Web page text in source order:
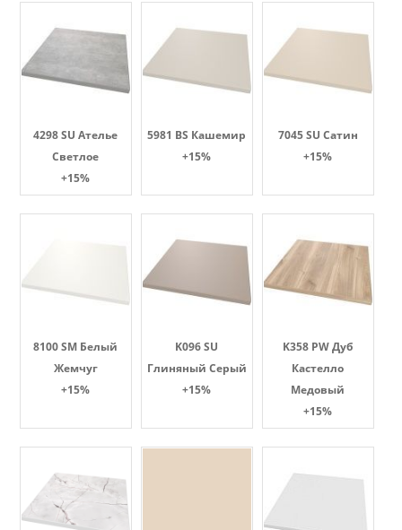
4298 SU Ателье
Светлое
+15%
5981 BS Кашемир
+15%
7045 SU Сатин
+15%
8100 SM Белый
Жемчуг
+15%
K096 SU
Глиняный Серый
+15%
K358 PW Дуб
Кастелло
Медовый
+15%